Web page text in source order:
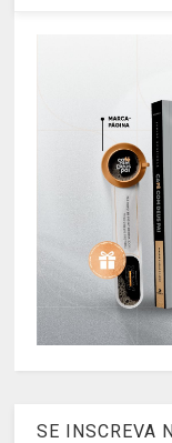
SE INSCREVA